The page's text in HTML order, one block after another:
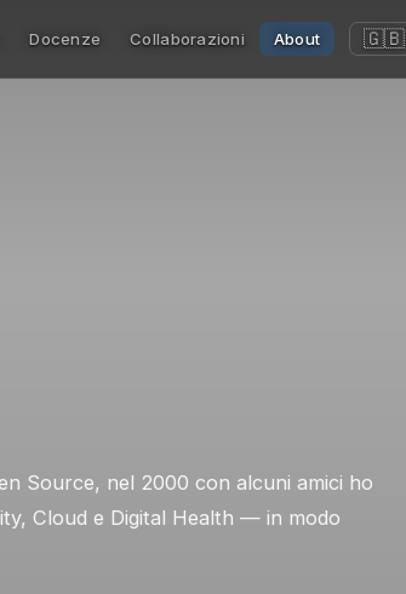
Docenze Collaborazioni About 🇬🇧
Source, nel 2000 con alcuni amici ho
Cloud e Digital Health — in modo